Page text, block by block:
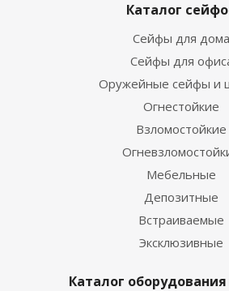
Каталог
Сейфы для дома
Сейфы для
Оружейные сейфы и
Огнестойкие
Взломостойкие
Мебельные
Депозитные
Встраиваемые
Эксклюзивные
Каталог